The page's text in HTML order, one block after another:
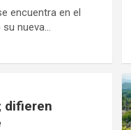
encuentra en el
nueva…
difieren